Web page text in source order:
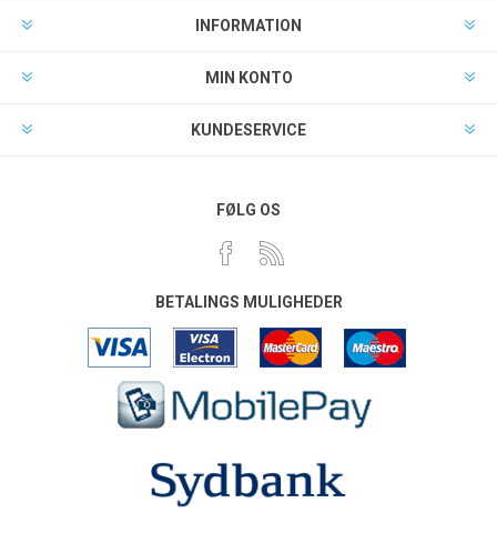
INFORMATION
MIN KONTO
KUNDESERVICE
FØLG OS
BETALINGS MULIGHEDER